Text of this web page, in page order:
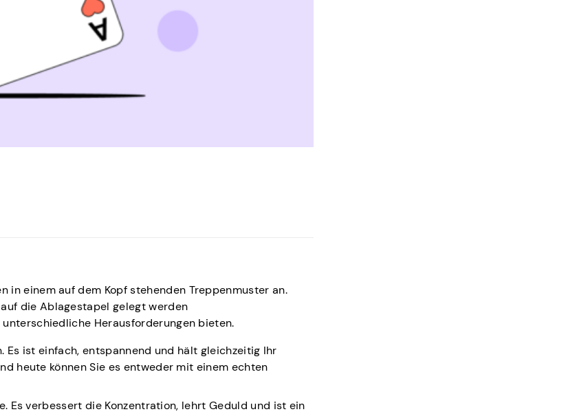
in einem auf dem Kopf stehenden Treppenmuster an.
die Ablagestapel gelegt werden
Herausforderungen bieten.
ist einfach, entspannend und hält gleichzeitig Ihr
heute können Sie es entweder mit einem echten
Es verbessert die Konzentration, lehrt Geduld und ist ein